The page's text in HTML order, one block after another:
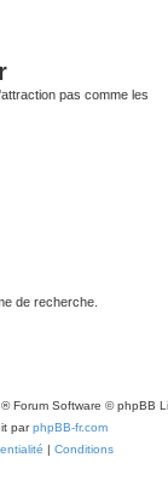
pas comme les
de recherche.
® Forum Software © phpBB
parphpBB-fr.com
| Conditions